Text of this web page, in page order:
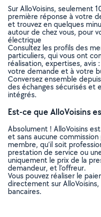
Sur AlloVoisins, seulement
première réponse à votre
et trouvez en quelques
autour de chez vous, pour
électrique
Consultez les profils des
particuliers, qui vous ont
réalisation, expertises, avis
votre demande et à votre
Conversez ensemble
des échanges sécurisés et
intégrés.
Est-ce que AlloVoisins
Absolument ! AlloVoisins
et sans aucune
membre, qu’il soit
prestation de service ou
uniquement le prix de la
demandeur, et l’offreur.
Vous pouvez réaliser le
directement sur
bancaires.